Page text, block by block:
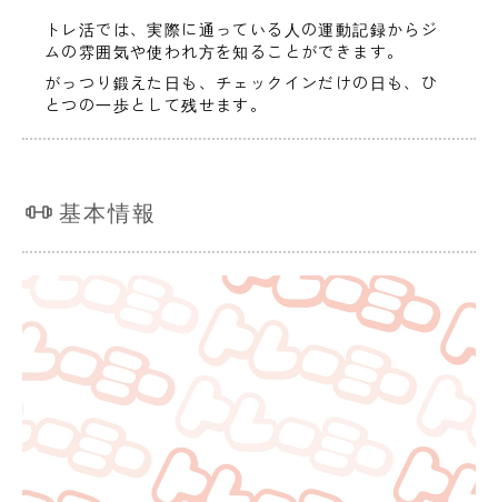
トレ活では、実際に通っている人の運動記録からジ
ムの雰囲気や使われ方を知ることができます。
がっつり鍛えた日も、チェックインだけの日も、ひ
とつの一歩として残せます。
基本情報